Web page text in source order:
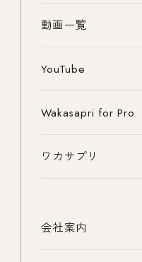
動画一覧
YouTube
Wakasapri for Pro.
ワカサプリ
会社案内